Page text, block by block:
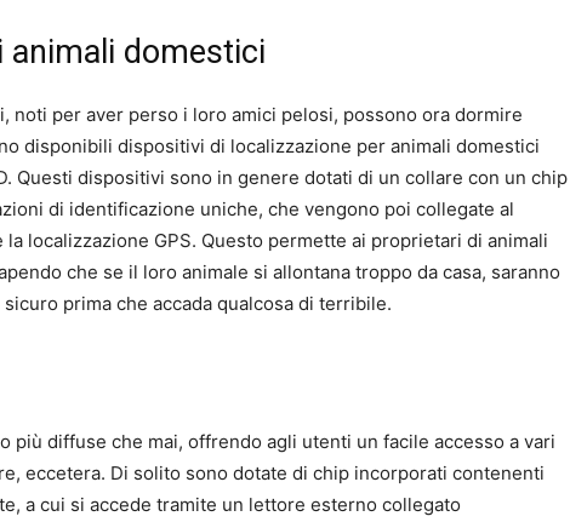
animali domestici
noti per aver perso i loro amici pelosi, possono ora dormire
disponibili dispositivi di localizzazione per animali domestici
Questi dispositivi sono in genere dotati di un collare con un chip
di identificazione uniche, che vengono poi collegate al
localizzazione GPS. Questo permette ai proprietari di animali
che se il loro animale si allontana troppo da casa, saranno
prima che accada qualcosa di terribile.
più diffuse che mai, offrendo agli utenti un facile accesso a vari
eccetera. Di solito sono dotate di chip incorporati contenenti
a cui si accede tramite un lettore esterno collegato